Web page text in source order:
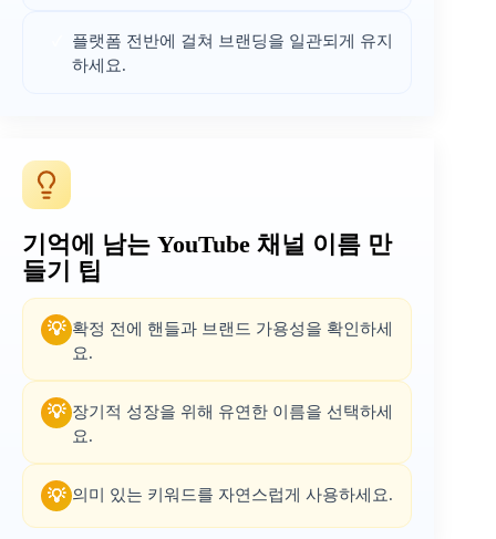
플랫폼 전반에 걸쳐 브랜딩을 일관되게 유지
하세요.
기억에 남는 YouTube 채널 이름 만
들기 팁
💡 확정 전에 핸들과 브랜드 가용성을 확인하세
요.
💡 장기적 성장을 위해 유연한 이름을 선택하세
요.
💡 의미 있는 키워드를 자연스럽게 사용하세요.